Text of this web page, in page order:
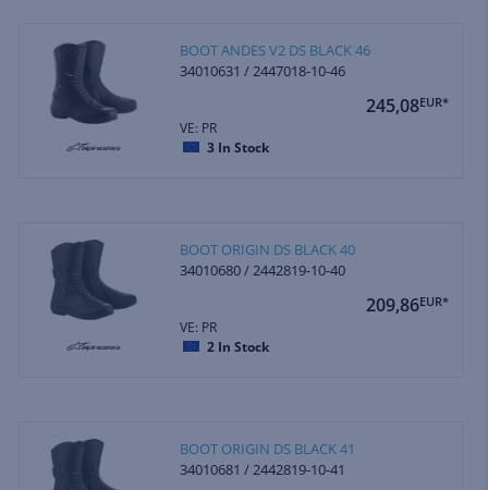
BOOT ANDES V2 DS BLACK 46
34010631 / 2447018-10-46
245,08EUR*
VE: PR
3 In Stock
BOOT ORIGIN DS BLACK 40
34010680 / 2442819-10-40
209,86EUR*
VE: PR
2 In Stock
BOOT ORIGIN DS BLACK 41
34010681 / 2442819-10-41